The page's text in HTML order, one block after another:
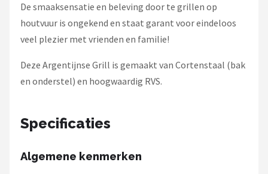
De smaaksensatie en beleving door te grillen op
houtvuur is ongekend en staat garant voor eindeloos
veel plezier met vrienden en familie!
Deze Argentijnse Grill is gemaakt van Cortenstaal (bak
en onderstel) en hoogwaardig RVS.
Specificaties
Algemene kenmerken